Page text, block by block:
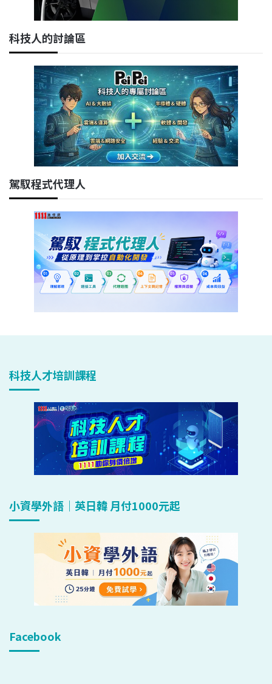
科技人的討論區
駕馭程式代理人
科技人才培訓課程
小資學外語｜英日韓 月付1000元起
Facebook